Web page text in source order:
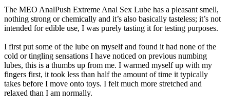
The MEO AnalPush Extreme Anal Sex Lube has a pleasant smell,
nothing strong or chemically and it’s also basically tasteless; it’s not
intended for edible use, I was purely tasting it for testing purposes.
I first put some of the lube on myself and found it had none of the
cold or tingling sensations I have noticed on previous numbing
lubes, this is a thumbs up from me. I warmed myself up with my
fingers first, it took less than half the amount of time it typically
takes before I move onto toys. I felt much more stretched and
relaxed than I am normally.